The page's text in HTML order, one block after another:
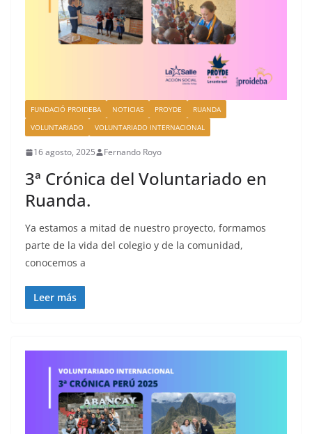
FUNDACIÓ PROIDEBA NOTICIAS PROYDE
RUANDA
VOLUNTARIADO
VOLUNTARIADO INTERNACIONAL
16 agosto, 2025 Fernando Royo
3ª Crónica del Voluntariado en
Ruanda.
Ya estamos a mitad de nuestro proyecto, formamos
parte de la vida del colegio y de la comunidad,
conocemos a
Leer más